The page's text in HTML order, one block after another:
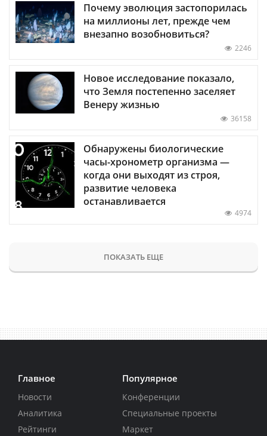
Почему эволюция застопорилась
на миллионы лет, прежде чем
внезапно возобновиться?
2246
Новое исследование показало,
что Земля постепенно заселяет
Венеру жизнью
36158
Обнаружены биологические
часы-хронометр организма —
когда они выходят из строя,
развитие человека
останавливается
4974
ПОКАЗАТЬ ЕЩЕ
Главное
Новости
Аналитика
Рейтинги
Популярное
Конференции
Специальные проекты
Маркет